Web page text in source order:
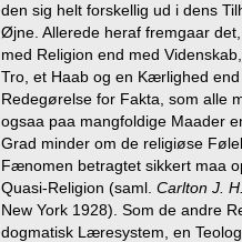
den sig helt forskellig ud i dens
Øjne. Allerede heraf fremgaar
med Religion end med
Tro, et Haab og en Kærlighed
Redegørelse for Fakta, som alle
ogsaa paa mangfoldige Maader
Grad minder om de religiøse
Fænomen betragtet sikkert maa
Quasi-Religion (saml. Carlton J.
New York 1928). Som de andre
dogmatisk Læresystem, en